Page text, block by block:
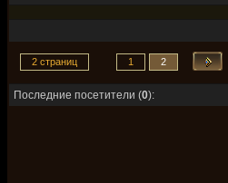
2 страниц 1 2
Последние посетители (0):